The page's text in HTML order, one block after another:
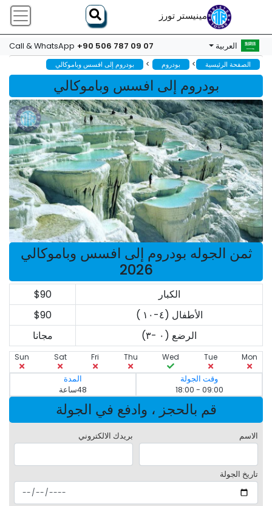
مينيستر تورز
العربية Call & WhatsApp +90 506 787 09 07
الصفحة الرئيسية > بودروم > بودروم إلى افسس وباموكالي
بودروم إلى افسس وباموكالي
ثمن الجوله بودروم إلى افسس وباموكالي
2026
الكبار
$90
الأطفال (٤-١٠ )
$90
الرضع (٠ -٣)
مجانا
Mon
Tue
Wed
Thu
Fri
Sat
Sun
وقت الجولة
09:00 - 18:00
المدة
48ساعة
قم بالحجز ، وادفع في الجولة
الاسم بريدك الالكتروني
تاريخ الجولة